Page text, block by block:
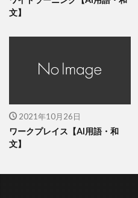
文】
2021年10月26日
ワークプレイス【AI用語・和
文】